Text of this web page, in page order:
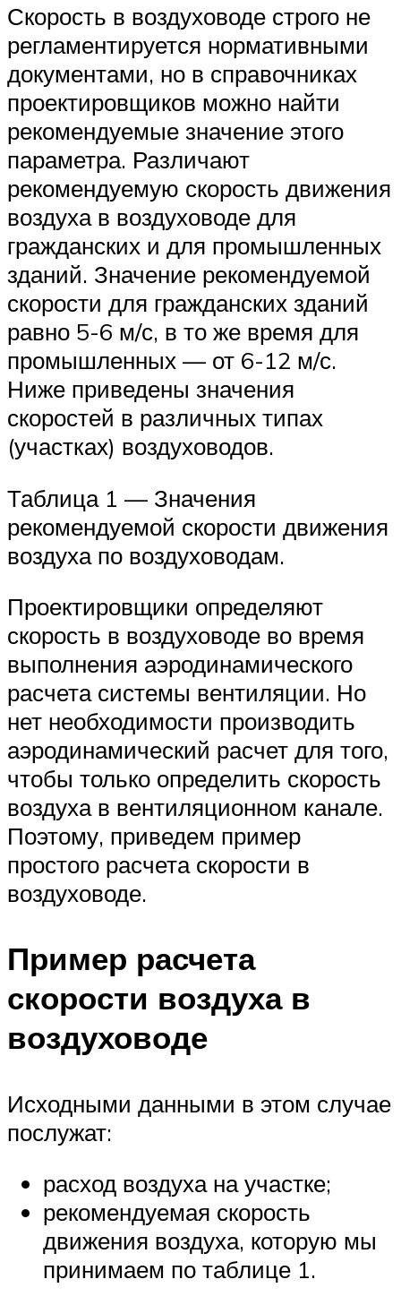
Скорость в воздуховоде строго не
регламентируется нормативными
документами, но в справочниках
проектировщиков можно найти
рекомендуемые значение этого
параметра. Различают
рекомендуемую скорость движения
воздуха в воздуховоде для
гражданских и для промышленных
зданий. Значение рекомендуемой
скорости для гражданских зданий
равно 5-6 м/с, в то же время для
промышленных — от 6-12 м/с.
Ниже приведены значения
скоростей в различных типах
(участках) воздуховодов.
Таблица 1 — Значения
рекомендуемой скорости движения
воздуха по воздуховодам.
Проектировщики определяют
скорость в воздуховоде во время
выполнения аэродинамического
расчета системы вентиляции. Но
нет необходимости производить
аэродинамический расчет для того,
чтобы только определить скорость
воздуха в вентиляционном канале.
Поэтому, приведем пример
простого расчета скорости в
воздуховоде.
Пример расчета
скорости воздуха в
воздуховоде
Исходными данными в этом случае
послужат:
расход воздуха на участке;
рекомендуемая скорость
движения воздуха, которую мы
принимаем по таблице 1.